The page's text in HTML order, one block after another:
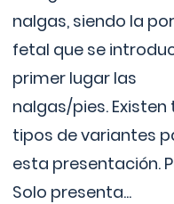
nalgas, siendo la
fetal que se
primer lugar las
nalgas/pies. Existen
tipos de variantes
esta presentación.
Solo presenta...